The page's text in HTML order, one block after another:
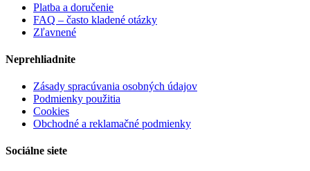
Platba a doručenie
FAQ – často kladené otázky
Zľavnené
Neprehliadnite
Zásady spracúvania osobných údajov
Podmienky použitia
Cookies
Obchodné a reklamačné podmienky
Sociálne siete